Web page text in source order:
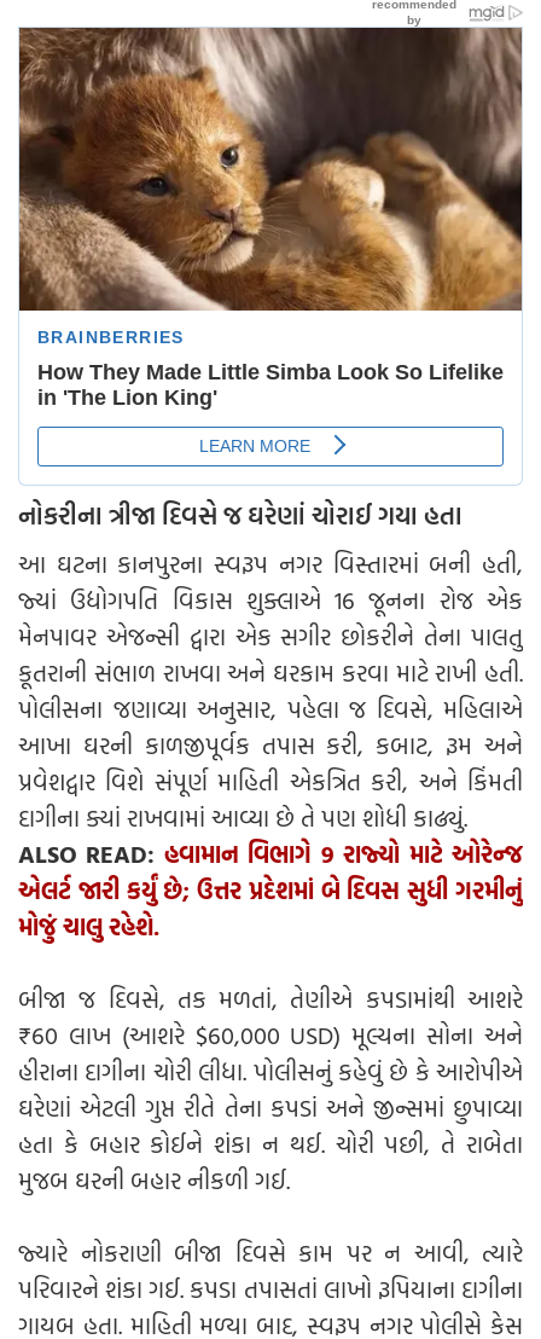
નોકરીના ત્રીજા દિવસે જ ઘરેણાં ચોરાઈ ગયા હતા
આ ઘટના કાનપુરના સ્વરૂપ નગર વિસ્તારમાં બની હતી,
જ્યાં ઉદ્યોગપતિ વિકાસ શુક્લાએ 16 જૂનના રોજ એક
મેનપાવર એજન્સી દ્વારા એક સગીર છોકરીને તેના પાલતુ
કૂતરાની સંભાળ રાખવા અને ઘરકામ કરવા માટે રાખી હતી.
પોલીસના જણાવ્યા અનુસાર, પહેલા જ દિવસે, મહિલાએ
આખા ઘરની કાળજીપૂર્વક તપાસ કરી, કબાટ, રૂમ અને
પ્રવેશદ્વાર વિશે સંપૂર્ણ માહિતી એકત્રિત કરી, અને કિંમતી
દાગીના ક્યાં રાખવામાં આવ્યા છે તે પણ શોધી કાઢ્યું.
ALSO READ: હવામાન વિભાગે 9 રાજ્યો માટે ઓરેન્જ
એલર્ટ જારી કર્યું છે; ઉત્તર પ્રદેશમાં બે દિવસ સુધી ગરમીનું
મોજું ચાલુ રહેશે.
બીજા જ દિવસે, તક મળતાં, તેણીએ કપડામાંથી આશરે
₹60 લાખ (આશરે $60,000 USD) મૂલ્યના સોના અને
હીરાના દાગીના ચોરી લીધા. પોલીસનું કહેવું છે કે આરોપીએ
ઘરેણાં એટલી ગુપ્ત રીતે તેના કપડાં અને જીન્સમાં છુપાવ્યા
હતા કે બહાર કોઈને શંકા ન થઈ. ચોરી પછી, તે રાબેતા
મુજબ ઘરની બહાર નીકળી ગઈ.
જ્યારે નોકરાણી બીજા દિવસે કામ પર ન આવી, ત્યારે
પરિવારને શંકા ગઈ. કપડા તપાસતાં લાખો રૂપિયાના દાગીના
ગાયબ હતા. માહિતી મળ્યા બાદ, સ્વરૂપ નગર પોલીસે કેસ